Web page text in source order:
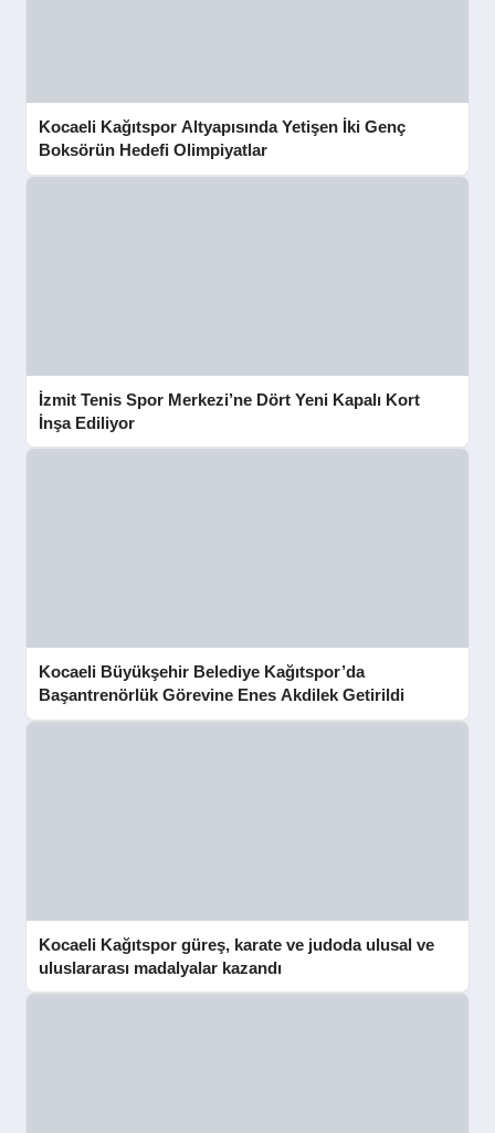
Kocaeli Kağıtspor Altyapısında Yetişen İki Genç
Boksörün Hedefi Olimpiyatlar
İzmit Tenis Spor Merkezi’ne Dört Yeni Kapalı Kort
İnşa Ediliyor
Kocaeli Büyükşehir Belediye Kağıtspor’da
Başantrenörlük Görevine Enes Akdilek Getirildi
Kocaeli Kağıtspor güreş, karate ve judoda ulusal ve
uluslararası madalyalar kazandı